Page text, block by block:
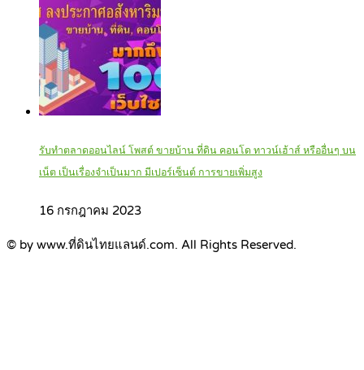
รับทำตลาดออนไลน์ โพสต์ ขายบ้าน ที่ดิน คอนโด ทาวน์เฮ้าส์ หรืออื่นๆ บน
เน็ต เป็นเรื่องจำเป็นมาก มีเปอร์เซ็นต์ การขายเพิ่มสูง
16 กรกฎาคม 2023
© by www.ที่ดินไทยแลนด์.com. All Rights Reserved.